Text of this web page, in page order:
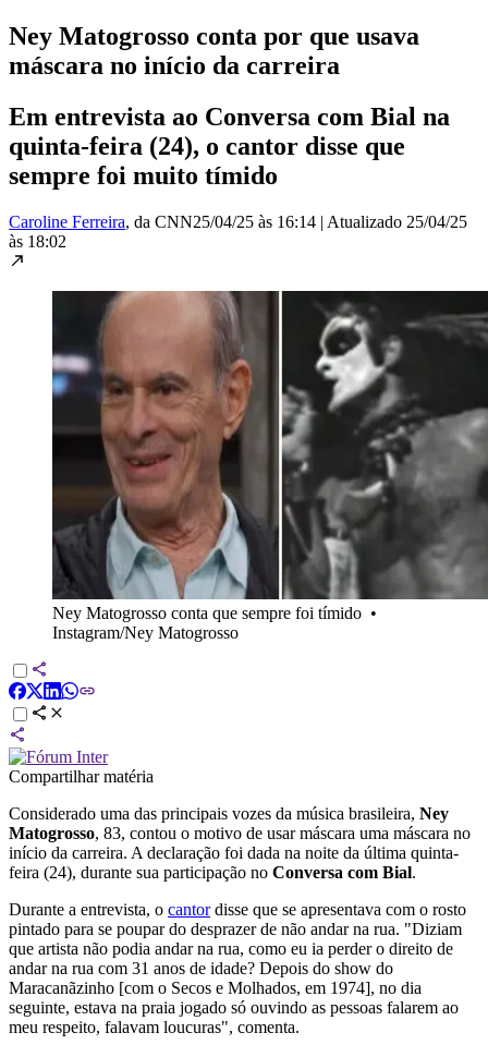
Ney Matogrosso conta por que usava
máscara no início da carreira
Em entrevista ao Conversa com Bial na
quinta-feira (24), o cantor disse que
sempre foi muito tímido
Caroline Ferreira, da CNN25/04/25 às 16:14 | Atualizado 25/04/25
às 18:02
Ney Matogrosso conta que sempre foi tímido •
Instagram/Ney Matogrosso
Compartilhar matéria
Considerado uma das principais vozes da música brasileira, Ney
Matogrosso, 83, contou o motivo de usar máscara uma máscara no
início da carreira. A declaração foi dada na noite da última quinta-
feira (24), durante sua participação no Conversa com Bial.
Durante a entrevista, o cantordisse que se apresentava com o rosto
pintado para se poupar do desprazer de não andar na rua. "Diziam
que artista não podia andar na rua, como eu ia perder o direito de
andar na rua com 31 anos de idade? Depois do show do
Maracanãzinho [com o Secos e Molhados, em 1974], no dia
seguinte, estava na praia jogado só ouvindo as pessoas falarem ao
meu respeito, falavam loucuras", comenta.